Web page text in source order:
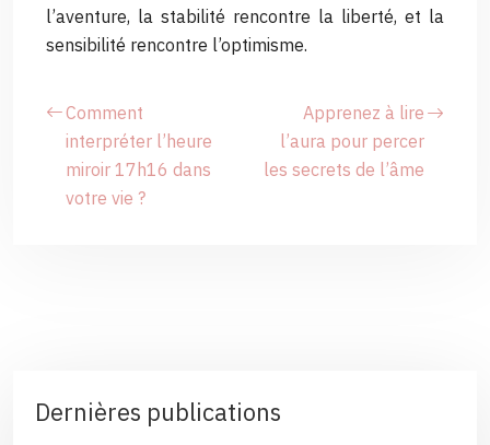
l’aventure, la stabilité rencontre la liberté, et la
sensibilité rencontre l’optimisme.
Comment
interpréter l’heure
miroir 17h16 dans
votre vie ?
Apprenez à lire
l’aura pour percer
les secrets de l’âme
Dernières publications